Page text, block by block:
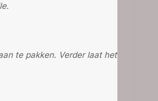
te pakken. Verder laat het